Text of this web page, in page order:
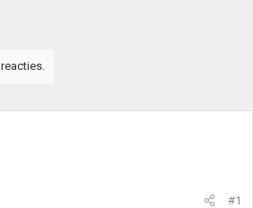
#1